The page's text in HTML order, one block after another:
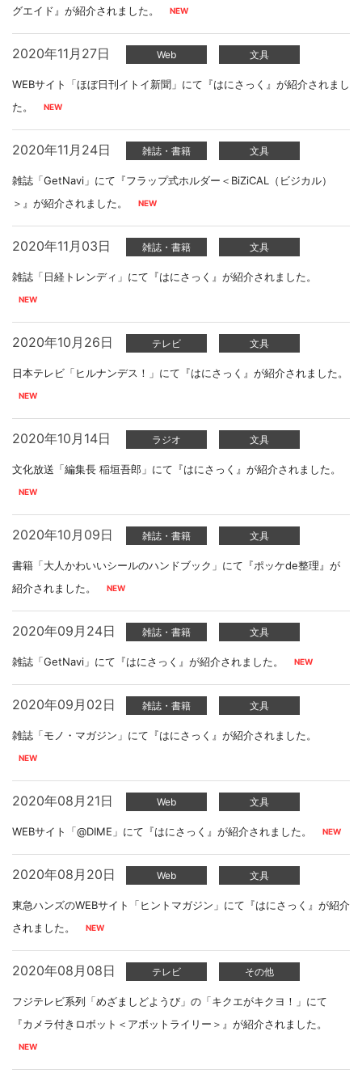
グエイド』が紹介されました。
2020年11月27日 Web 文具
WEBサイト「ほぼ日刊イトイ新聞」にて『はにさっく』が紹介されまし
た。
2020年11月24日 雑誌・書籍 文具
雑誌「GetNavi」にて『フラップ式ホルダー＜BiZiCAL（ビジカル）
＞』が紹介されました。
2020年11月03日 雑誌・書籍 文具
雑誌「日経トレンディ」にて『はにさっく』が紹介されました。
2020年10月26日 テレビ 文具
日本テレビ「ヒルナンデス！」にて『はにさっく』が紹介されました。
2020年10月14日 ラジオ 文具
文化放送「編集長 稲垣吾郎」にて『はにさっく』が紹介されました。
2020年10月09日 雑誌・書籍 文具
書籍「大人かわいいシールのハンドブック」にて『ポッケde整理』が
紹介されました。
2020年09月24日 雑誌・書籍 文具
雑誌「GetNavi」にて『はにさっく』が紹介されました。
2020年09月02日 雑誌・書籍 文具
雑誌「モノ・マガジン」にて『はにさっく』が紹介されました。
2020年08月21日 Web 文具
WEBサイト「@DIME」にて『はにさっく』が紹介されました。
2020年08月20日 Web 文具
東急ハンズのWEBサイト「ヒントマガジン」にて『はにさっく』が紹介
されました。
2020年08月08日 テレビ その他
フジテレビ系列「めざましどようび」の「キクエがキクヨ！」にて
『カメラ付きロボット＜アボットライリー＞』が紹介されました。